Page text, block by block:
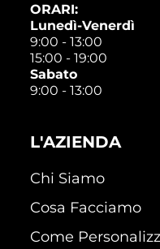
ORARI:
Lunedì-Venerdì
9:00 - 13:00
15:00 - 19:00
Sabato
9:00 - 13:00
L'AZIENDA
Chi Siamo
Cosa Facciamo
Come